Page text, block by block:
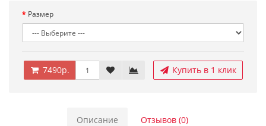
Размер
7490р. Купить в 1 клик
Описание Отзывов (0)